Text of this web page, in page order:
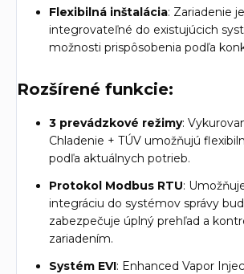
Flexibilná inštalácia: Zariadenie
integrovateľné do existujúcich
možnosti prispôsobenia podľa
Rozšírené funkcie:
3 prevádzkové režimy:
Chladenie + TÚV umožňujú
podľa aktuálnych potrieb.
Protokol Modbus RTU:
integráciu do systémov správy
zabezpečuje úplný prehľad a
zariadením.
Systém EVI: Enhanced Vapor